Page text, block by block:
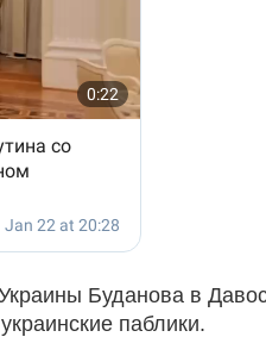
Буданова в
паблики.